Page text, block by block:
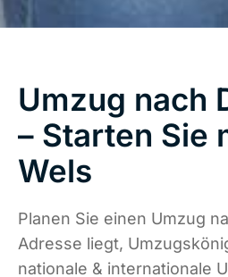
Umzug nach
– Starten Sie
Wels
Planen Sie einen Umzug
Adresse liegt,
nationale & internationale